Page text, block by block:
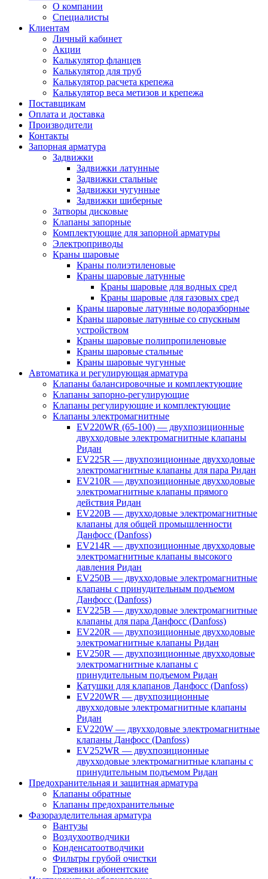
О компании
Специалисты
Клиентам
Личный кабинет
Акции
Калькулятор фланцев
Калькулятор для труб
Калькулятор расчета крепежа
Калькулятор веса метизов и крепежа
Поставщикам
Оплата и доставка
Производители
Контакты
Запорная арматура
Задвижки
Задвижки латунные
Задвижки стальные
Задвижки чугунные
Задвижки шиберные
Затворы дисковые
Клапаны запорные
Комплектующие для запорной арматуры
Электроприводы
Краны шаровые
Краны полиэтиленовые
Краны шаровые латунные
Краны шаровые для водных сред
Краны шаровые для газовых сред
Краны шаровые латунные водоразборные
Краны шаровые латунные со спускным
устройством
Краны шаровые полипропиленовые
Краны шаровые стальные
Краны шаровые чугунные
Автоматика и регулирующая арматура
Клапаны балансировочные и комплектующие
Клапаны запорно-регулирующие
Клапаны регулирующие и комплектующие
Клапаны электромагнитные
EV220WR (65-100) — двухпозиционные
двухходовые электромагнитные клапаны
Ридан
EV225R — двухпозиционные двухходовые
электромагнитные клапаны для пара Ридан
EV210R — двухпозиционные двухходовые
электромагнитные клапаны прямого
действия Ридан
EV220B — двухходовые электромагнитные
клапаны для общей промышленности
Данфосс (Danfoss)
EV214R — двухпозиционные двухходовые
электромагнитные клапаны высокого
давления Ридан
EV250B — двухходовые электромагнитные
клапаны с принудительным подъемом
Данфосс (Danfoss)
EV225B — двухходовые электромагнитные
клапаны для пара Данфосс (Danfoss)
EV220R — двухпозиционные двухходовые
электромагнитные клапаны Ридан
EV250R — двухпозиционные двухходовые
электромагнитные клапаны с
принудительным подъемом Ридан
Катушки для клапанов Данфосс (Danfoss)
EV220WR — двухпозиционные
двухходовые электромагнитные клапаны
Ридан
EV220W — двухходовые электромагнитные
клапаны Данфосс (Danfoss)
EV252WR — двухпозиционные
двухходовые электромагнитные клапаны с
принудительным подъемом Ридан
Предохранительная и защитная арматура
Клапаны обратные
Клапаны предохранительные
Фазоразделительная арматура
Вантузы
Воздухоотводчики
Конденсатоотводчики
Фильтры грубой очистки
Грязевики абонентские